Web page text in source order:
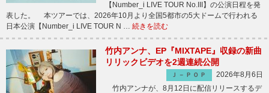
【Number_i LIVE TOUR No.III】の公演日程を発
表した。 本ツアーでは、2026年10月より全国5都市の5大ドームで行われる
日本公演【Number_i LIVE TOUR N … 続きを読む
竹内アンナ、EP『MIXTAPE』収録の新曲
リリックビデオを2週連続公開
Ｊ－ＰＯＰ
2026年8月6日
竹内アンナが、8月12日に配信リリースするデ